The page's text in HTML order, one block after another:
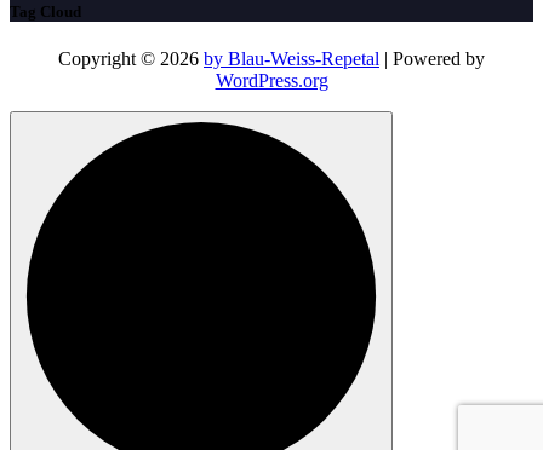
Tag Cloud
Copyright © 2026 by Blau-Weiss-Repetal | Powered by
WordPress.org